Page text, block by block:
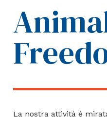
La nostra attività è